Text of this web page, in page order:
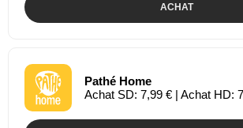
ACHAT
Pathé Home
Achat SD: 7,99 € | Achat HD: